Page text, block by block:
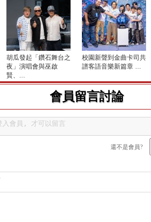
胡瓜發起「鑽石舞台之
夜」演唱會與巫啟
賢、...
校園新聲到金曲卡司共
譜客語音樂新篇章 ...
會員留言討論
還不是會員?